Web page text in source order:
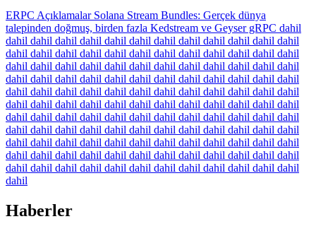
ERPC Açıklamalar Solana Stream Bundles: Gerçek dünya
talepinden doğmuş, birden fazla Kedstream ve Geyser gRPC dahil
dahil dahil dahil dahil dahil dahil dahil dahil dahil dahil dahil dahil
dahil dahil dahil dahil dahil dahil dahil dahil dahil dahil dahil dahil
dahil dahil dahil dahil dahil dahil dahil dahil dahil dahil dahil dahil
dahil dahil dahil dahil dahil dahil dahil dahil dahil dahil dahil dahil
dahil dahil dahil dahil dahil dahil dahil dahil dahil dahil dahil dahil
dahil dahil dahil dahil dahil dahil dahil dahil dahil dahil dahil dahil
dahil dahil dahil dahil dahil dahil dahil dahil dahil dahil dahil dahil
dahil dahil dahil dahil dahil dahil dahil dahil dahil dahil dahil dahil
dahil dahil dahil dahil dahil dahil dahil dahil dahil dahil dahil dahil
dahil dahil dahil dahil dahil dahil dahil dahil dahil dahil dahil dahil
dahil dahil dahil dahil dahil dahil dahil dahil dahil dahil dahil dahil
dahil
Haberler